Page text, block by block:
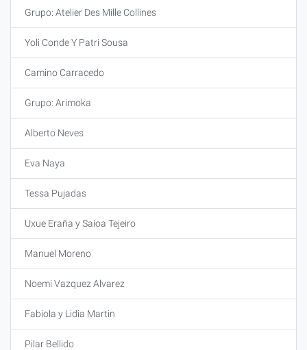
Grupo: Atelier Des Mille Collines
Yoli Conde Y Patri Sousa
Camino Carracedo
Grupo: Arimoka
Alberto Neves
Eva Naya
Tessa Pujadas
Uxue Eraña y Saioa Tejeiro
Manuel Moreno
Noemi Vazquez Alvarez
Fabiola y Lidia Martin
Pilar Bellido